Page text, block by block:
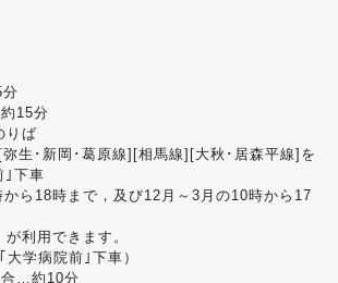
15分
りば
生･新岡･葛原線][相馬線][大秋･居森平線]を
｣下車
ら18時まで，及び12月～3月の10時から17
が利用できます。
大学病院前｣下車）
合…約10分